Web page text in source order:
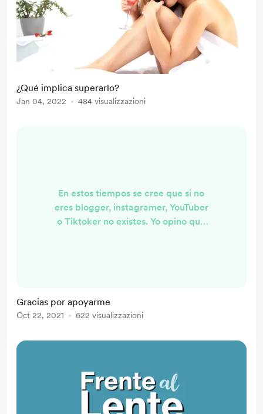
¿Qué implica superarlo?
Jan 04, 2022 484 visualizzazioni
En estos tiempos se cree que si no
eres blogger, instagramer, YouTuber
o Tiktoker no existes. Yo opino que
que la mayoría se pasan el día
contándole a los demás acerca de
Gracias por apoyarme
Oct 22, 2021 622 visualizzazioni